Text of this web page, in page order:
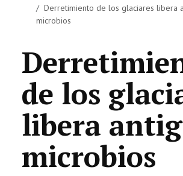
ACTUALIDAD
SERIES
JUEGOS
OCIO
TECNOLOGÍA
Derretimiento de los glaciares libera
microbios
de los
libera
microbios